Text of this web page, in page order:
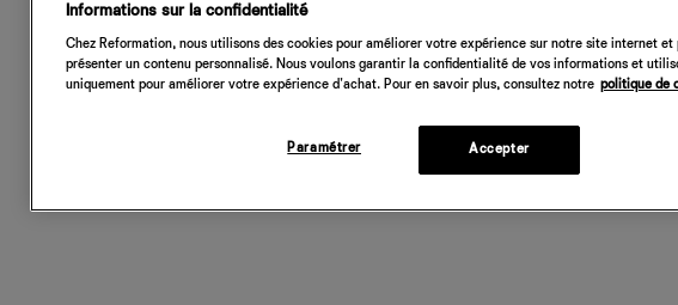
Informations sur la confidentialité
Chez Reformation, nous utilisons des cookies pour améliorer votre expérience sur notre site internet et
présenter un contenu personnalisé. Nous voulons garantir la confidentialité de vos informations et
uniquement pour améliorer votre expérience d'achat. Pour en savoir plus, consultez notre politique de
Paramétrer Accepter